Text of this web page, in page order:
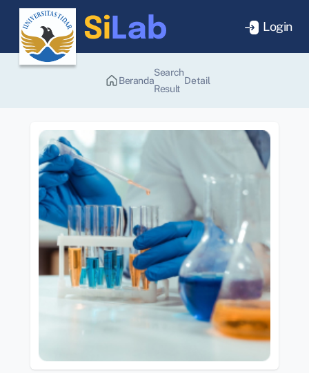
Login
Beranda
Search
Result
Detail